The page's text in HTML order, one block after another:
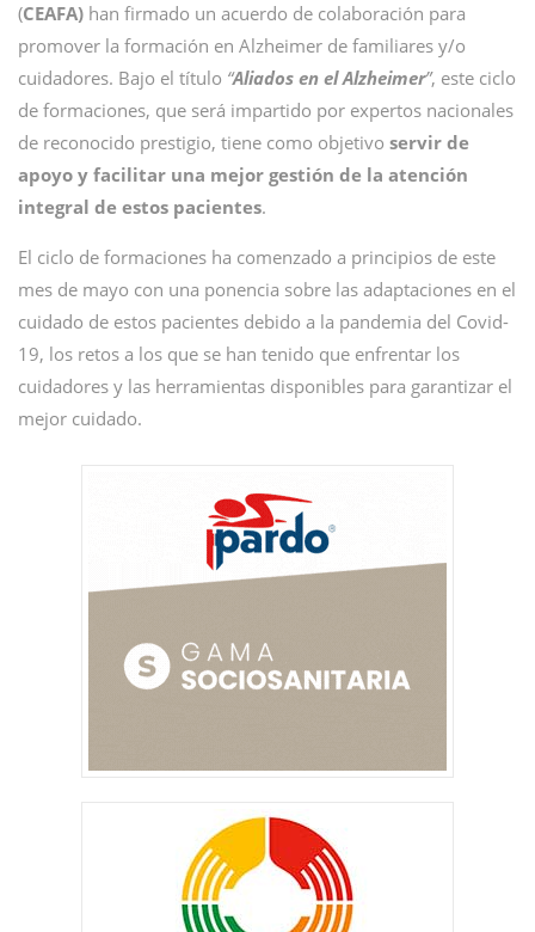
(CEAFA) han firmado un acuerdo de colaboración para
promover la formación en Alzheimer de familiares y/o
cuidadores. Bajo el título “Aliados en el Alzheimer”, este ciclo
de formaciones, que será impartido por expertos nacionales
de reconocido prestigio, tiene como objetivo servir de
apoyo y facilitar una mejor gestión de la atención
integral de estos pacientes.
El ciclo de formaciones ha comenzado a principios de este
mes de mayo con una ponencia sobre las adaptaciones en el
cuidado de estos pacientes debido a la pandemia del Covid-
19, los retos a los que se han tenido que enfrentar los
cuidadores y las herramientas disponibles para garantizar el
mejor cuidado.